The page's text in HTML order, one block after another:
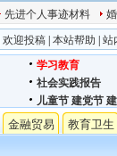
先进个人事迹材料
欢迎投稿 本站帮助 站
学习教育
社会实践报告
儿童节 建党节
金融贸易 教育卫生